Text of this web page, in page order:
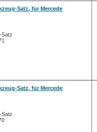
Satz, für Mercede
Satz
Satz, für Mercede
Satz